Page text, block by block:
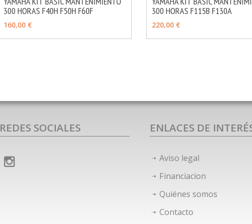
AÑADIR
300 HORAS F40H F50H F60F
160,00 €
AÑADIR
300 HORAS F115B F130A
220,00 €
REDES SOCIALES ENLACES DE
Aviso legal
Financiacion
Quiénes somos
Contacto